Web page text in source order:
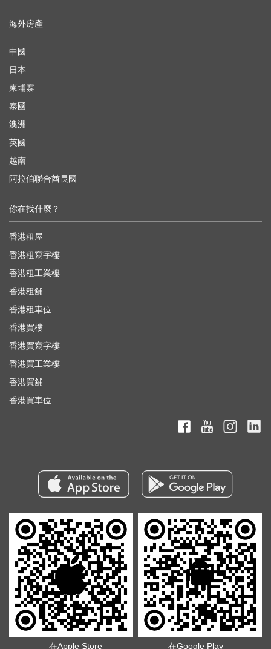
海外房產
中國
日本
柬埔寨
泰國
澳洲
英國
越南
阿拉伯聯合酋長國
你在找什麼？
香港租屋
香港租寫字樓
香港租工業樓
香港租舖
香港租車位
香港買樓
香港買寫字樓
香港買工業樓
香港買舖
香港買車位
在Apple Store 在Google Play